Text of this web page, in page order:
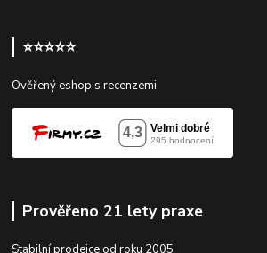
⭐⭐⭐⭐⭐
Ověřený eshop s recenzemi
Prověřeno 21 lety praxe
Stabilní prodejce od roku 2005